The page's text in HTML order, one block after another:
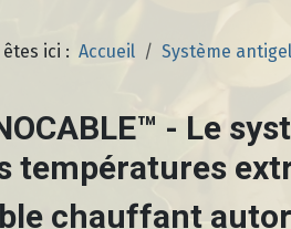
êtes ici : Accueil Système antigel
- Le
températures
chauffant